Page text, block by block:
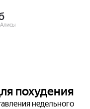
похудения
недельного